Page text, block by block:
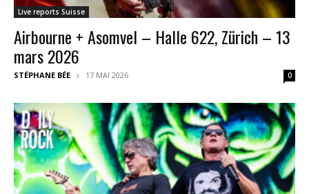
Live reports Suisse
Airbourne + Asomvel – Halle 622, Zürich – 13
mars 2026
STÉPHANE BÉE 17 MAI 2026 0